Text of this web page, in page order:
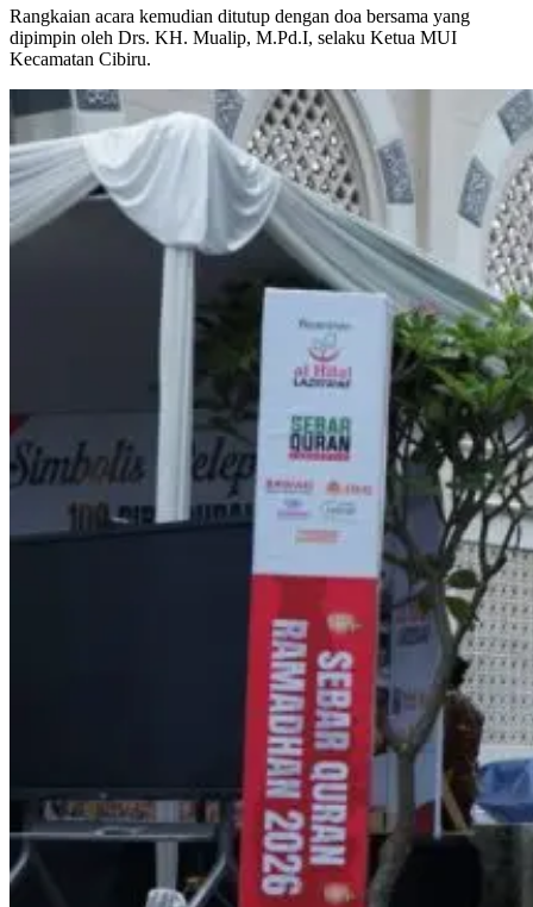
Rangkaian acara kemudian ditutup dengan doa bersama yang
dipimpin oleh Drs. KH. Mualip, M.Pd.I, selaku Ketua MUI
Kecamatan Cibiru.